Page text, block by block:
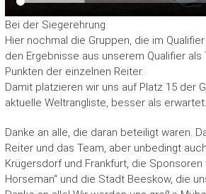
Bei der Siegerehrung
Hier nochmal die Gruppen, die im
den Ergebnisse aus unserem Qualifier als
Punkten der einzelnen Reiter.
Damit platzieren wir uns auf Platz 15 der
aktuelle Weltrangliste, besser als erwartet.
Danke an alle, die daran beteiligt waren.
Reiter und das Team, aber unbedingt
Krügersdorf und Frankfurt, die Sponsoren
Horseman“ und die Stadt Beeskow, die